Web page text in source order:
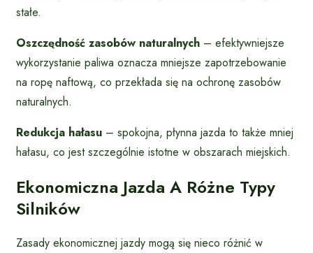
stałe.
Oszczędność zasobów naturalnych – efektywniejsze
wykorzystanie paliwa oznacza mniejsze zapotrzebowanie
na ropę naftową, co przekłada się na ochronę zasobów
naturalnych.
Redukcja hałasu – spokojna, płynna jazda to także mniej
hałasu, co jest szczególnie istotne w obszarach miejskich.
Ekonomiczna Jazda A Różne Typy
Silników
Zasady ekonomicznej jazdy mogą się nieco różnić w